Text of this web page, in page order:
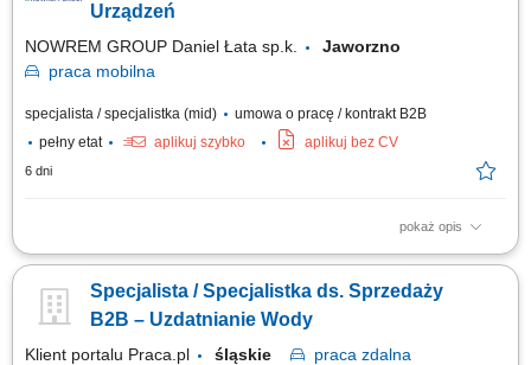
Urządzeń
NOWREM GROUP Daniel Łata sp.k.
Jaworzno
praca mobilna
specjalista / specjalistka (mid)
umowa o pracę / kontrakt B2B
pełny etat
aplikuj szybko aplikuj bez CV
6 dni
pokaż opis
Wynagrodzenie do negocjacji – adekwatne do posiadanego
aktywnej sprzedaży urządzeń dla klientów indywidualnych oraz firm.
Pozyskiwanie nowych klientów i rozwijanie współpracy z obecnymi.
Specjalista / Specjalistka ds. Sprzedaży
B2B – Uzdatnianie Wody
Klient portalu Praca.pl śląskie praca zdalna